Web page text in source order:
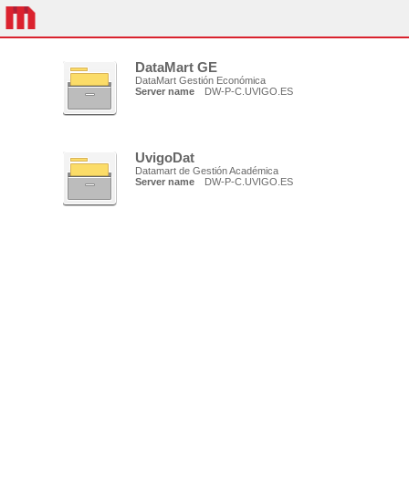
DataMart GE
DataMart Gestión Económica
Server name
DW-P-C.UVIGO.ES
UvigoDat
Datamart de Gestión Académica
Server name
DW-P-C.UVIGO.ES